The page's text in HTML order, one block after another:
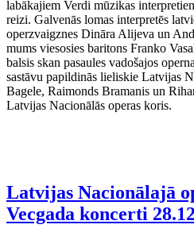
labākajiem Verdi mūzikas
reizi. Galvenās lomas interpretēs
operzvaigznes Dināra Alijeva un
mums viesosies baritons Franko
balsis skan pasaules vadošajos
sastāvu papildinās lieliskie Latvijas
Bagele, Raimonds Bramanis un
Latvijas Nacionālās operas koris.
Latvijas Nacionālajā
Vecgada koncerti